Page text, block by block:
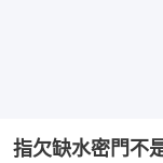
指欠缺水密門不